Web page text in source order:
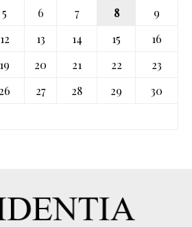
5 6 7 8
9
12 13 14 15
16
19 20 21 22
23
26 27 28 29
30